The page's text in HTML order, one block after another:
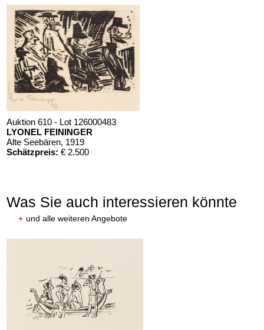
Auktion 610 - Lot 126000483
LYONEL FEININGER
Alte Seebären, 1919
Schätzpreis: € 2.500
Was Sie auch interessieren könnte
+ und alle weiteren Angebote